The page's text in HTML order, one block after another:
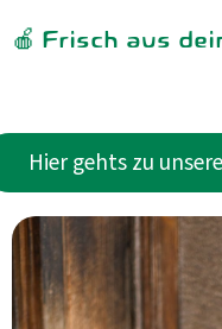
Über uns
Aktuelles
B2B
🍎 Frisch aus
Hier gehts zu